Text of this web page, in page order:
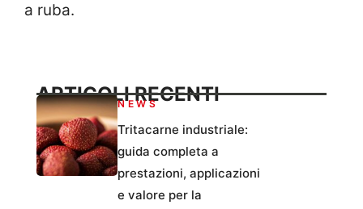
a ruba.
ARTICOLI RECENTI
NEWS
Tritacarne industriale:
guida completa a
prestazioni, applicazioni
e valore per la